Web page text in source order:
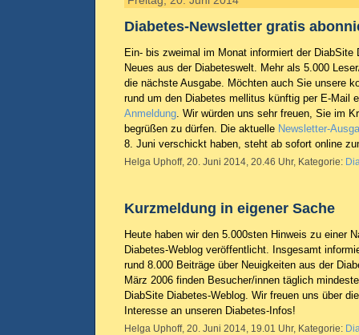
Diabetes-Newsletter gratis
Ein- bis zweimal im Monat informiert der DiabSite
Neues aus der Diabeteswelt. Mehr als 5.000
die nächste Ausgabe. Möchten auch Sie unsere
rund um den Diabetes mellitus künftig per E-Mail
Anmeldung. Wir würden uns sehr freuen, Sie im
begrüßen zu dürfen. Die aktuelle Newsletter-
8. Juni verschickt haben, steht ab sofort online
Helga Uphoff, 20. Juni 2014, 20.46 Uhr, Kategorie:
Kurzmeldung in eigener Sache
Heute haben wir den 5.000sten Hinweis zu einer
Diabetes-Weblog veröffentlicht. Insgesamt
rund 8.000 Beiträge über Neuigkeiten aus der
März 2006 finden Besucher/innen täglich
DiabSite Diabetes-Weblog. Wir freuen uns über
Interesse an unseren Diabetes-Infos!
Helga Uphoff, 20. Juni 2014, 19.01 Uhr, Kategorie: